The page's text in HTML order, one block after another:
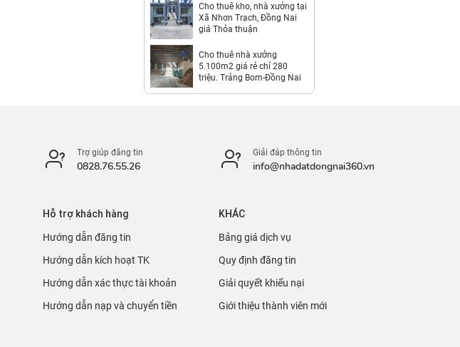
Cho thuê kho, nhà xưởng tại
Xã Nhơn Trạch, Đồng Nai
giá Thỏa thuận
Cho thuê nhà xưởng
5.100m2 giá rẻ chỉ 280
triệu. Trảng Bom-Đồng Nai
Trợ giúp đăng tin
0828.76.55.26
Giải đáp thông tin
info@nhadatdongnai360.vn
Hỗ trợ khách hàng
Hướng dẫn đăng tin
Hướng dẫn kích hoạt TK
Hướng dẫn xác thực tài khoản
Hướng dẫn nạp và chuyển tiền
KHÁC
Bảng giá dịch vụ
Quy định đăng tin
Giải quyết khiếu nại
Giới thiệu thành viên mới